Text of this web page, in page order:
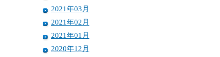
2021年03月
2021年02月
2021年01月
2020年12月